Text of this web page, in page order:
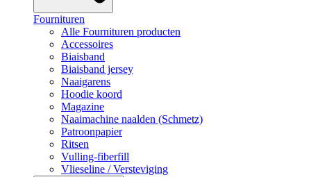
Fournituren
Alle Fournituren producten
Accessoires
Biaisband
Biaisband jersey
Naaigarens
Hoodie koord
Magazine
Naaimachine naalden (Schmetz)
Patroonpapier
Ritsen
Vulling-fiberfill
Vlieseline / Versteviging